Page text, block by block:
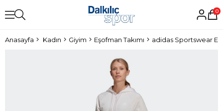
0
Anasayfa Kadın Giyim Eşofman Takımı